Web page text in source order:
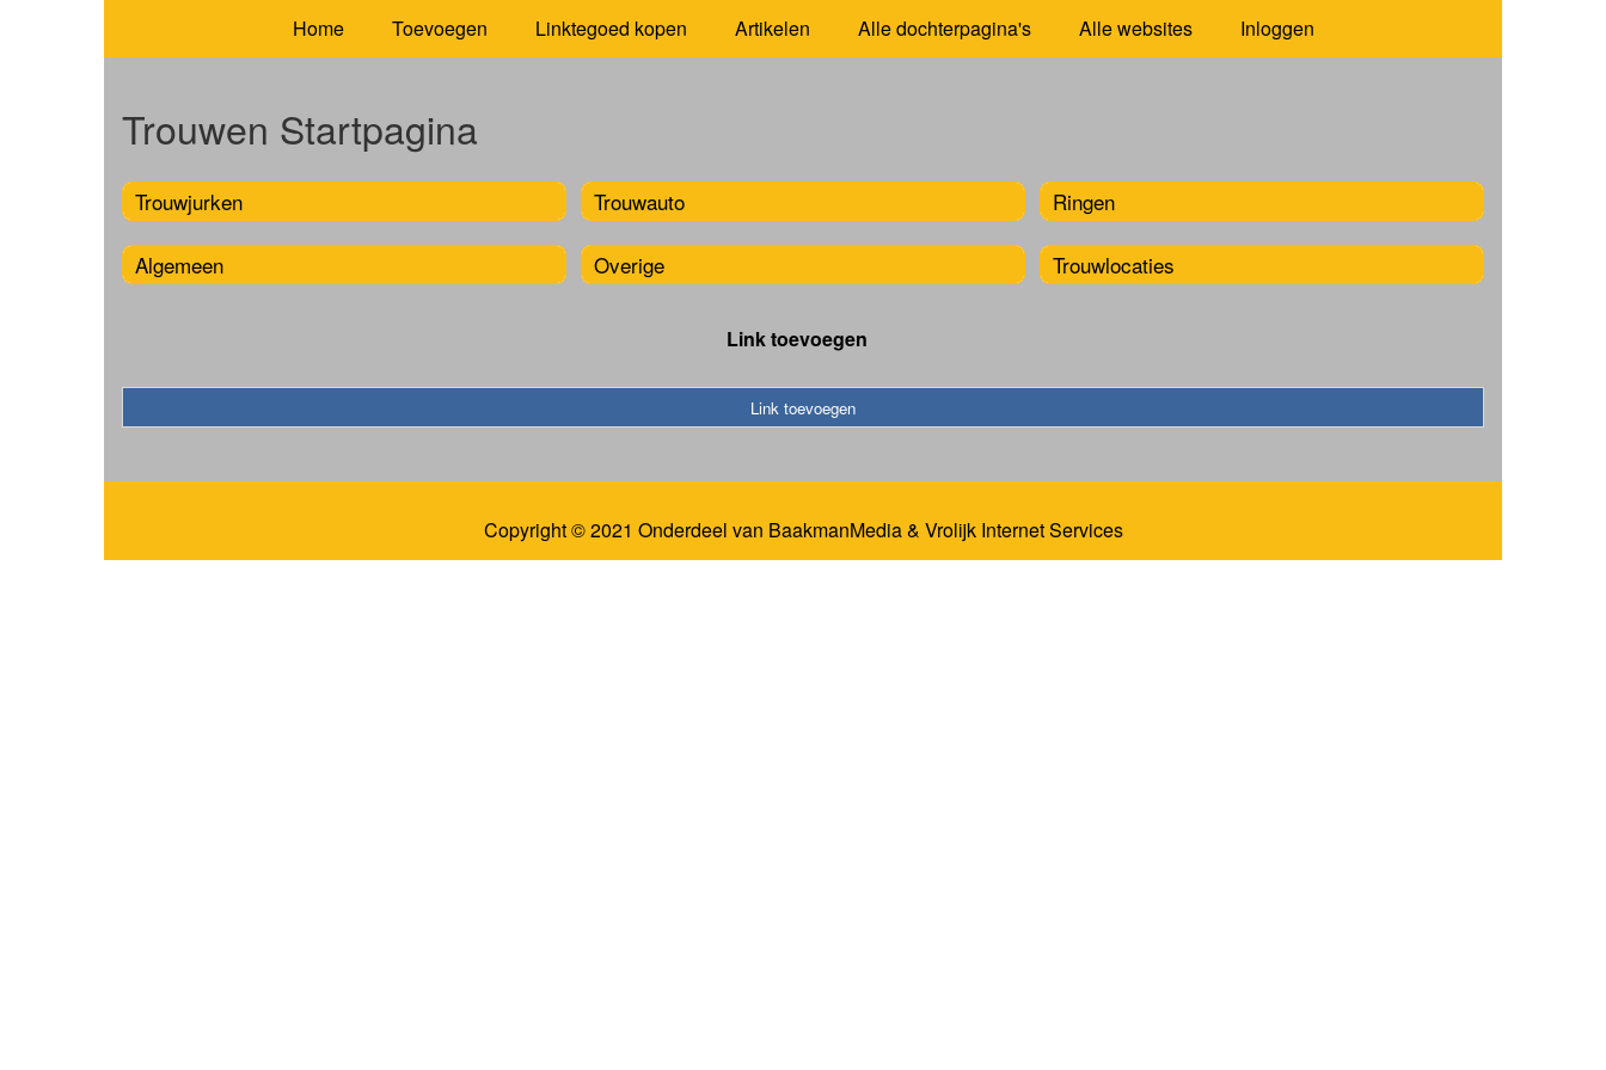
Home Toevoegen Linktegoed kopen Artikelen Alle dochterpagina's Alle websites Inloggen
Trouwen Startpagina
Trouwjurken
Algemeen
Trouwauto
Overige
Ringen
Trouwlocaties
Link toevoegen
Link toevoegen
Copyright © 2021 Onderdeel van BaakmanMedia& Vrolijk Internet Services